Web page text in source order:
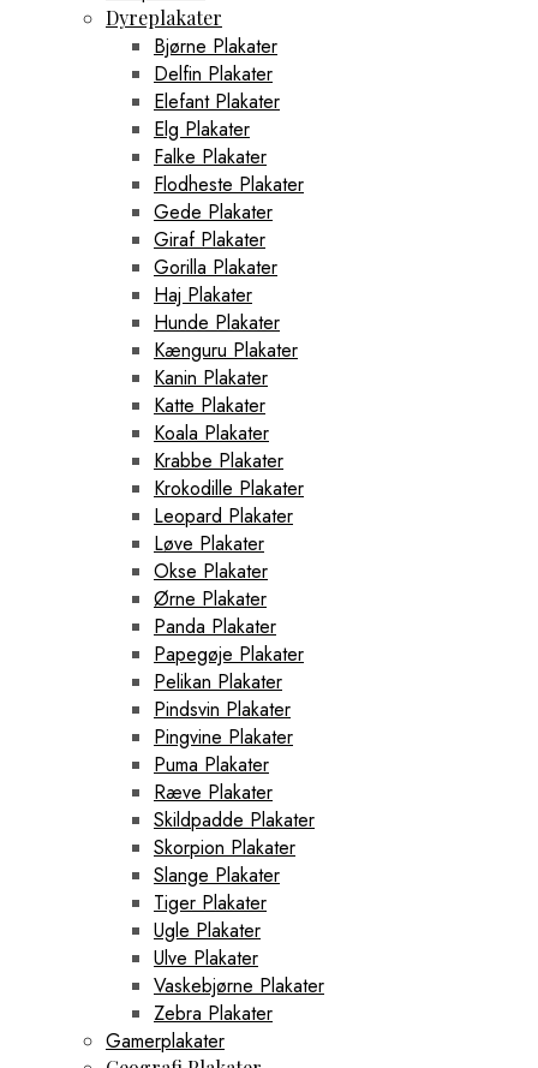
Dyreplakater
Bjørne Plakater
Delfin Plakater
Elefant Plakater
Elg Plakater
Falke Plakater
Flodheste Plakater
Gede Plakater
Giraf Plakater
Gorilla Plakater
Haj Plakater
Hunde Plakater
Kænguru Plakater
Kanin Plakater
Katte Plakater
Koala Plakater
Krabbe Plakater
Krokodille Plakater
Leopard Plakater
Løve Plakater
Okse Plakater
Ørne Plakater
Panda Plakater
Papegøje Plakater
Pelikan Plakater
Pindsvin Plakater
Pingvine Plakater
Puma Plakater
Ræve Plakater
Skildpadde Plakater
Skorpion Plakater
Slange Plakater
Tiger Plakater
Ugle Plakater
Ulve Plakater
Vaskebjørne Plakater
Zebra Plakater
Gamerplakater